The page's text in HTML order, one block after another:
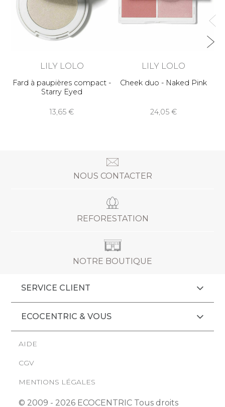
LILY LOLO
Fard à paupières compact -
Starry Eyed
13,65
LILY LOLO
Cheek duo - Naked Pink
24,05
NOUS CONTACTER
REFORESTATION
NOTRE BOUTIQUE
SERVICE CLIENT
ECOCENTRIC & VOUS
AIDE
CGV
MENTIONS LÉGALES
© 2009 - 2026 ECOCENTRIC Tous droits